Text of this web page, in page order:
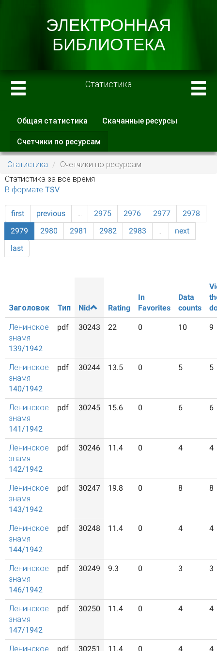
Статистика
Главные вкладки
Общая статистика Скачанные ресурсы
Счетчики по ресурсам
вкладка)
Статистика
Счетчики по ресурсам
Статистика за все время
В формате TSV
first previous … 2975 2976 2977
2978
2979
2980 2981 2982 2983 …
next
last
Заголовок Тип Nid Rating
In
Favorites
Data
counts
Ленинское
знамя
139/1942
pdf 30243 22 0 10 9
Ленинское
знамя
140/1942
pdf 30244 13.5 0 5 5
Ленинское
знамя
141/1942
pdf 30245 15.6 0 6 6
Ленинское
знамя
142/1942
pdf 30246 11.4 0 4 4
Ленинское
знамя
143/1942
pdf 30247 19.8 0 8 8
Ленинское
знамя
144/1942
pdf 30248 11.4 0 4 4
Ленинское
знамя
146/1942
pdf 30249 9.3 0 3 3
Ленинское
знамя
147/1942
pdf 30250 11.4 0 4 4
Ленинское pdf 30251 11.4 0 4 4